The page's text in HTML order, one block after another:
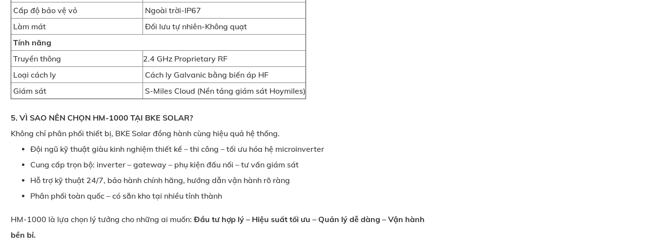
Cấp độ bảo vệ vỏ
Ngoài trời-IP67
Làm mát
Đối lưu tự nhiên-Không quạt
Tính năng
Truyền thông
2.4 GHz Proprietary RF
Loại cách ly
Cách ly Galvanic bằng biến áp HF
Giám sát
S-Miles Cloud (Nền tảng giám sát Hoymiles)
5. VÌ SAO NÊN CHỌN HM-1000 TẠI BKE SOLAR?
Không chỉ phân phối thiết bị, BKE Solar đồng hành cùng hiệu quả hệ thống.
Đội ngũ kỹ thuật giàu kinh nghiệm thiết kế – thi công – tối ưu hóa hệ microinverter
Cung cấp trọn bộ: inverter – gateway – phụ kiện đấu nối – tư vấn giám sát
Hỗ trợ kỹ thuật 24/7, bảo hành chính hãng, hướng dẫn vận hành rõ ràng
Phân phối toàn quốc – có sẵn kho tại nhiều tỉnh thành
HM-1000 là lựa chọn lý tưởng cho những ai muốn: Đầu tư hợp lý – Hiệu suất tối ưu – Quản lý dễ dàng – Vận hành
bền bỉ.